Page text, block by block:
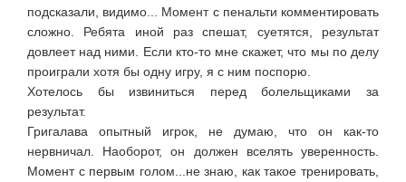
подсказали, видимо... Момент с пенальти комментировать
сложно. Ребята иной раз спешат, суетятся, результат
довлеет над ними. Если кто-то мне скажет, что мы по делу
проиграли хотя бы одну игру, я с ним поспорю.
Хотелось бы извиниться перед болельщиками за
результат.
Григалава опытный игрок, не думаю, что он как-то
нервничал. Наоборот, он должен вселять уверенность.
Момент с первым голом...не знаю, как такое тренировать,